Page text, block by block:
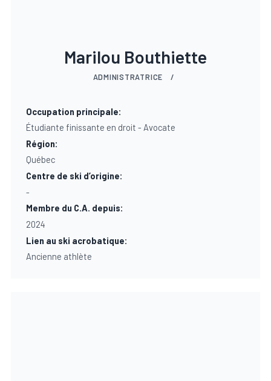
Marilou Bouthiette
ADMINISTRATRICE /
Occupation principale:
Étudiante finissante en droit - Avocate
Région:
Québec
Centre de ski d’origine:
-
Membre du C.A. depuis:
2024
Lien au ski acrobatique:
Ancienne athlète